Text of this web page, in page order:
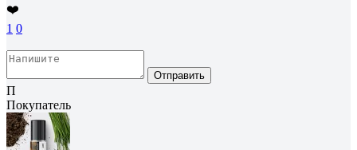
❤️
1 0
Отправить
П
Покупатель